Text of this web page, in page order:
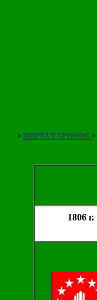
> ПОРТАЛ ХРОНОС >
1806 г.